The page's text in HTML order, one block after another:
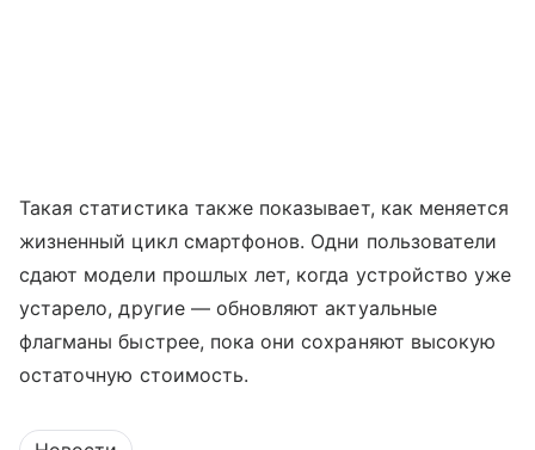
Такая статистика также показывает, как меняется
жизненный цикл смартфонов. Одни пользователи
сдают модели прошлых лет, когда устройство уже
устарело, другие — обновляют актуальные
флагманы быстрее, пока они сохраняют высокую
остаточную стоимость.